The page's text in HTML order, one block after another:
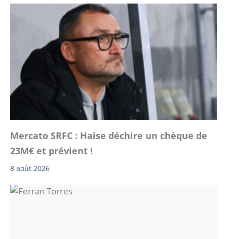
Mercato SRFC : Haise déchire un chèque de
23M€ et prévient !
8 août 2026